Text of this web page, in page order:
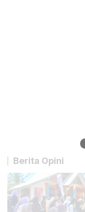
Berita Opini